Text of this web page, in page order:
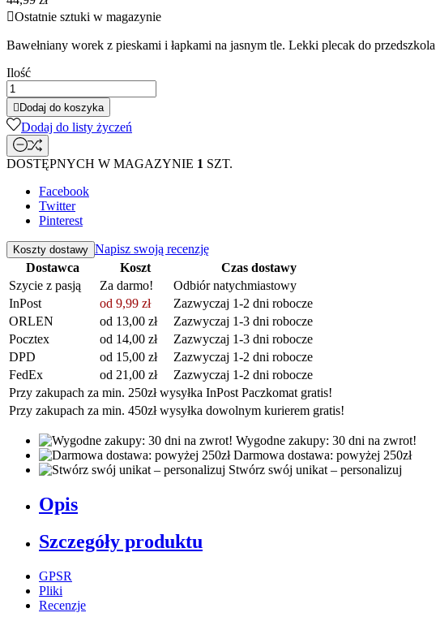
Ostatnie sztuki w magazynie
Bawełniany worek z pieskami i łapkami na jasnym tle. Lekki plecak do
Ilość
Dodaj do koszyka
Dodaj do listy życzeń
DOSTĘPNYCH W MAGAZYNIE 1 SZT.
Facebook
Twitter
Pinterest
Koszty dostawy Napisz swoją recenzję
Dostawca
Koszt
Czas dostawy
Szycie z pasją
Za darmo!
Odbiór natychmiastowy
InPost
od 9,99 zł
Zazwyczaj 1-2 dni robocze
ORLEN
od 13,00 zł
Zazwyczaj 1-3 dni robocze
Pocztex
od 14,00 zł
Zazwyczaj 1-3 dni robocze
DPD
od 15,00 zł
Zazwyczaj 1-2 dni robocze
FedEx
od 21,00 zł
Zazwyczaj 1-2 dni robocze
Przy zakupach za min. 250zł wysyłka InPost Paczkomat gratis!
Przy zakupach za min. 450zł wysyłka dowolnym kurierem gratis!
Wygodne zakupy: 30 dni na zwrot!
Darmowa dostawa: powyżej 250zł
Stwórz swój unikat – personalizuj
Opis
Szczegóły produktu
GPSR
Pliki
Recenzje